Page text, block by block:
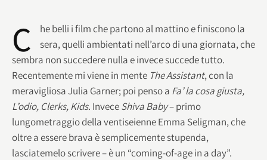
C
he belli i film che partono al mattino e finiscono la
sera, quelli ambientati nell’arco di una giornata, che
sembra non succedere nulla e invece succede tutto.
Recentemente mi viene in mente The Assistant, con la
meravigliosa Julia Garner; poi penso a Fa’ la cosa giusta,
L’odio, Clerks, Kids. InveceShiva Baby– primo
lungometraggio della ventiseienne Emma Seligman, che
oltre a essere brava è semplicemente stupenda,
lasciatemelo scrivere – è un “coming-of-age in a day”.